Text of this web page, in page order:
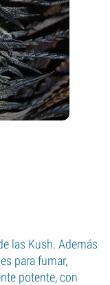
las Kush. Además
para fumar,
potente, con